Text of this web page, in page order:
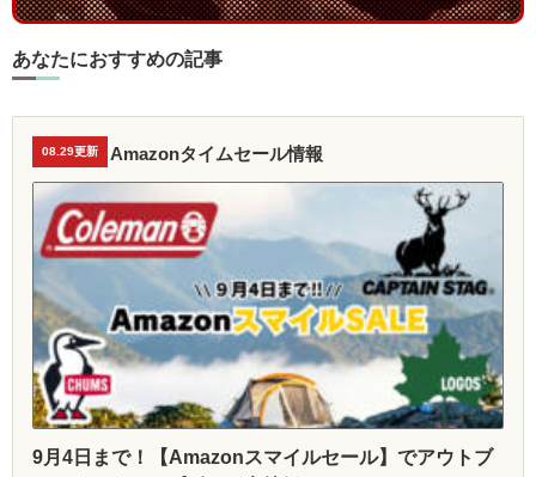
あなたにおすすめの記事
08.29更新 Amazonタイムセール情報
9月4日まで！【Amazonスマイルセール】でアウトブ